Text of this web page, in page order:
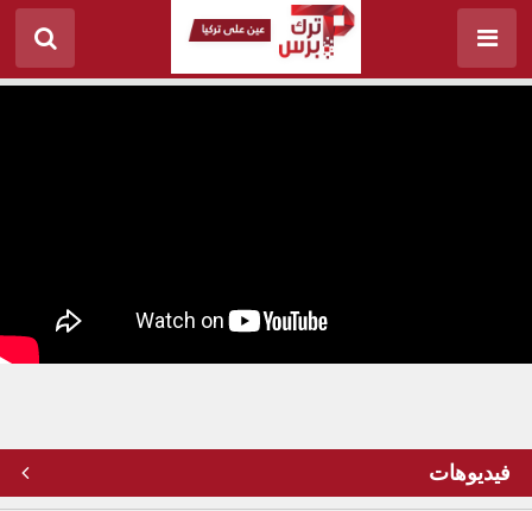
عامل نظافة تركي يجمع مقتنيات ثمينة ونادرة
فيديوهات